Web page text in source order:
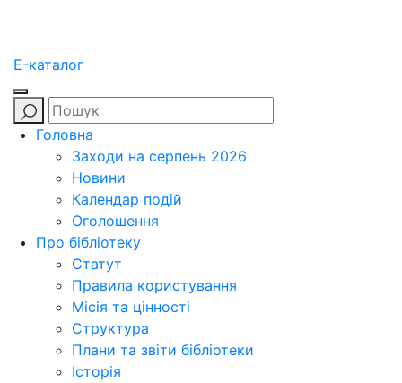
E-каталог
Головна
Заходи на серпень 2026
Новини
Календар подій
Оголошення
Про бібліотеку
Статут
Правила користування
Місія та цінності
Структура
Плани та звіти бібліотеки
Історія